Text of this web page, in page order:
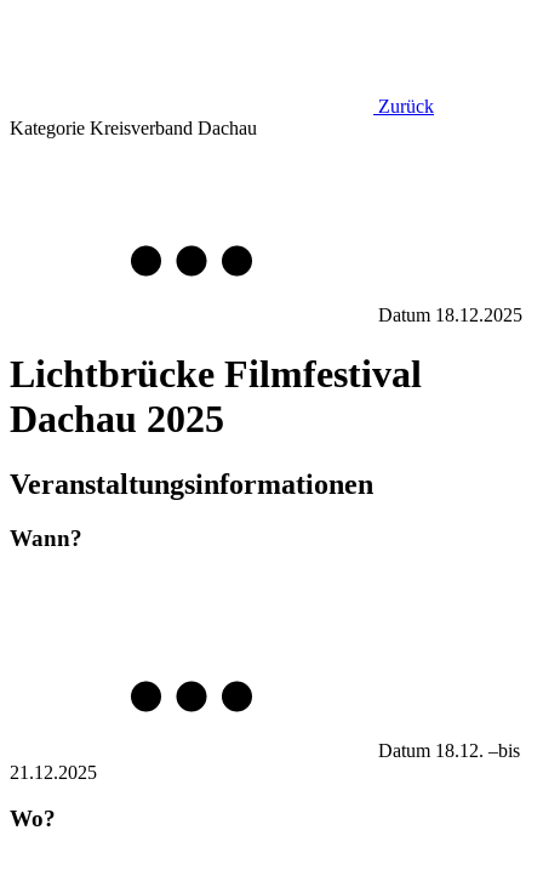
Zurück
Kategorie Kreisverband Dachau
Datum 18.12.2025
Lichtbrücke Filmfestival
Dachau 2025
Veranstaltungsinformationen
Wann?
Datum 18.12. –bis
21.12.2025
Wo?